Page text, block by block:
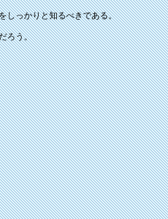
しっかりと知るべきである。
ろう。